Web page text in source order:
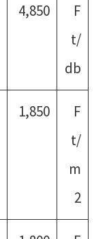
4,850
F
t/
db
1,850
F
t/
m
2